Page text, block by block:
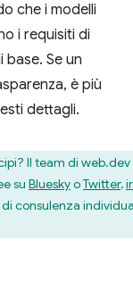
che i modelli
i requisiti di
Se un
è più
dettagli.
Il team di web.dev
su BlueskyoTwitter,
consulenza